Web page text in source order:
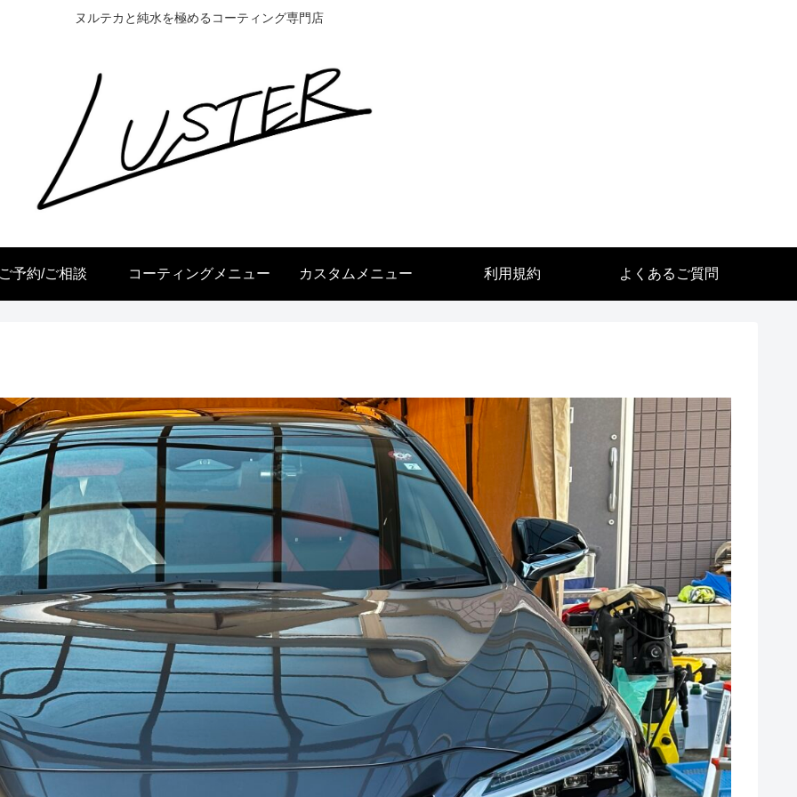
ヌルテカと純水を極めるコーティング専門店
予約/ご相談 コーティングメニュー カスタムメニュー 利用規約 よくあるご質問